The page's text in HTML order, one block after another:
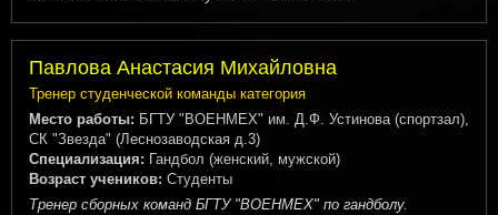
Павлова Анастасия Михайловна
Тренер студенческой команды категория
Место работы: БГТУ "ВОЕНМЕХ" им. Д.Ф. Устинова (спортзал),
СК "Звезда" (Леснозаводская д.3)
Специализация: Гандбол (женский, мужской)
Возраст учеников: Студенты
Тренер сборных команд БГТУ "ВОЕНМЕХ" по гандболу.